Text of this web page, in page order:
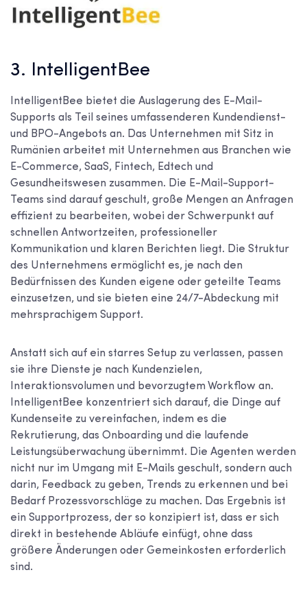
3. IntelligentBee
IntelligentBee bietet die Auslagerung des E-Mail-
Supports als Teil seines umfassenderen Kundendienst-
und BPO-Angebots an. Das Unternehmen mit Sitz in
Rumänien arbeitet mit Unternehmen aus Branchen wie
E-Commerce, SaaS, Fintech, Edtech und
Gesundheitswesen zusammen. Die E-Mail-Support-
Teams sind darauf geschult, große Mengen an Anfragen
effizient zu bearbeiten, wobei der Schwerpunkt auf
schnellen Antwortzeiten, professioneller
Kommunikation und klaren Berichten liegt. Die Struktur
des Unternehmens ermöglicht es, je nach den
Bedürfnissen des Kunden eigene oder geteilte Teams
einzusetzen, und sie bieten eine 24/7-Abdeckung mit
mehrsprachigem Support.
Anstatt sich auf ein starres Setup zu verlassen, passen
sie ihre Dienste je nach Kundenzielen,
Interaktionsvolumen und bevorzugtem Workflow an.
IntelligentBee konzentriert sich darauf, die Dinge auf
Kundenseite zu vereinfachen, indem es die
Rekrutierung, das Onboarding und die laufende
Leistungsüberwachung übernimmt. Die Agenten werden
nicht nur im Umgang mit E-Mails geschult, sondern auch
darin, Feedback zu geben, Trends zu erkennen und bei
Bedarf Prozessvorschläge zu machen. Das Ergebnis ist
ein Supportprozess, der so konzipiert ist, dass er sich
direkt in bestehende Abläufe einfügt, ohne dass
größere Änderungen oder Gemeinkosten erforderlich
sind.